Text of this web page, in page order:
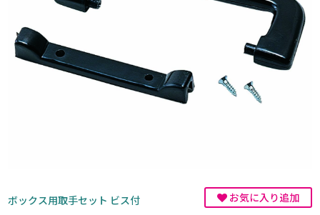
ボックス用取手セット ビス付 お気に入り追加